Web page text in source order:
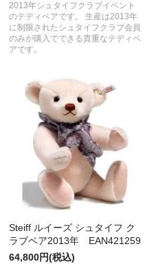
2013年シュタイフクラブイベント
のテディベアです。 生産は2013年
に制限されたシュタイフクラブ会員
のみが購入でできる貴重なテディベ
アです。
Steiff ルイーズ シュタイフ ク
ラブベア2013年 EAN421259
64,800円(税込)